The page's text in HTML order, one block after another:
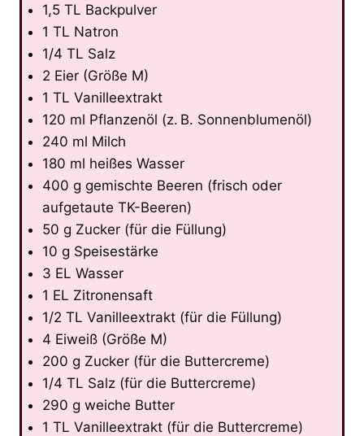
1,5 TL Backpulver
1 TL Natron
1/4 TL Salz
2 Eier (Größe M)
1 TL Vanilleextrakt
120 ml Pflanzenöl (z. B. Sonnenblumenöl)
240 ml Milch
180 ml heißes Wasser
400 g gemischte Beeren (frisch oder
aufgetaute TK-Beeren)
50 g Zucker (für die Füllung)
10 g Speisestärke
3 EL Wasser
1 EL Zitronensaft
1/2 TL Vanilleextrakt (für die Füllung)
4 Eiweiß (Größe M)
200 g Zucker (für die Buttercreme)
1/4 TL Salz (für die Buttercreme)
290 g weiche Butter
1 TL Vanilleextrakt (für die Buttercreme)